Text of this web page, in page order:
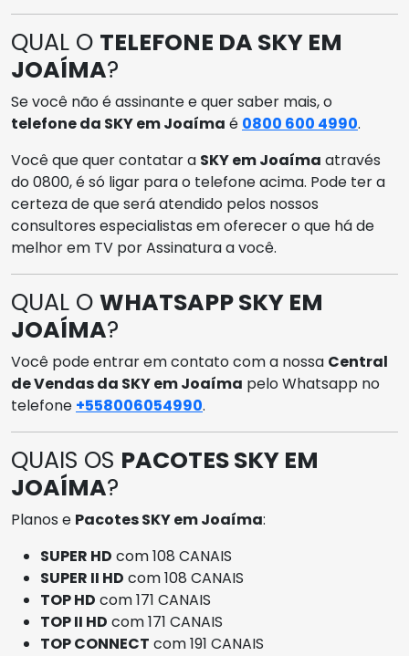
QUAL O TELEFONE DA SKY EM
JOAÍMA?
Se você não é assinante e quer saber mais, o
telefone da SKY em Joaíma é 0800 600 4990.
Você que quer contatar a SKY em Joaíma através
do 0800, é só ligar para o telefone acima. Pode ter a
certeza de que será atendido pelos nossos
consultores especialistas em oferecer o que há de
melhor em TV por Assinatura a você.
QUAL O WHATSAPP SKY EM
JOAÍMA?
Você pode entrar em contato com a nossa Central
de Vendas da SKY em Joaíma pelo Whatsapp no
telefone +558006054990.
QUAIS OS PACOTES SKY EM
JOAÍMA?
Planos e Pacotes SKY em Joaíma:
SUPER HD com 108 CANAIS
SUPER II HD com 108 CANAIS
TOP HD com 171 CANAIS
TOP II HD com 171 CANAIS
TOP CONNECT com 191 CANAIS